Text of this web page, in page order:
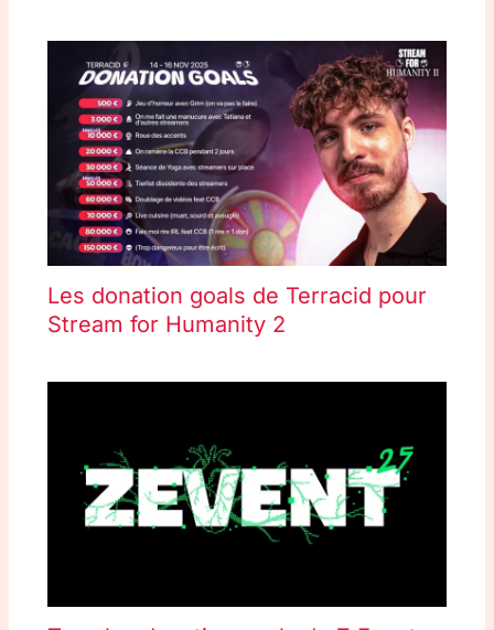
Les donation goals de Terracid pour
Stream for Humanity 2